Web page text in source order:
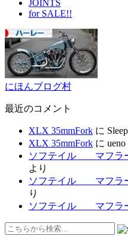
JOINTS
for SALE!!
にほんブログ村
最近のコメント
XLX 35mmFork に
XLX 35mmFork に ueno
ソフテイル マフラ
より
ソフテイル マフラ
り
ソフテイル マフラ